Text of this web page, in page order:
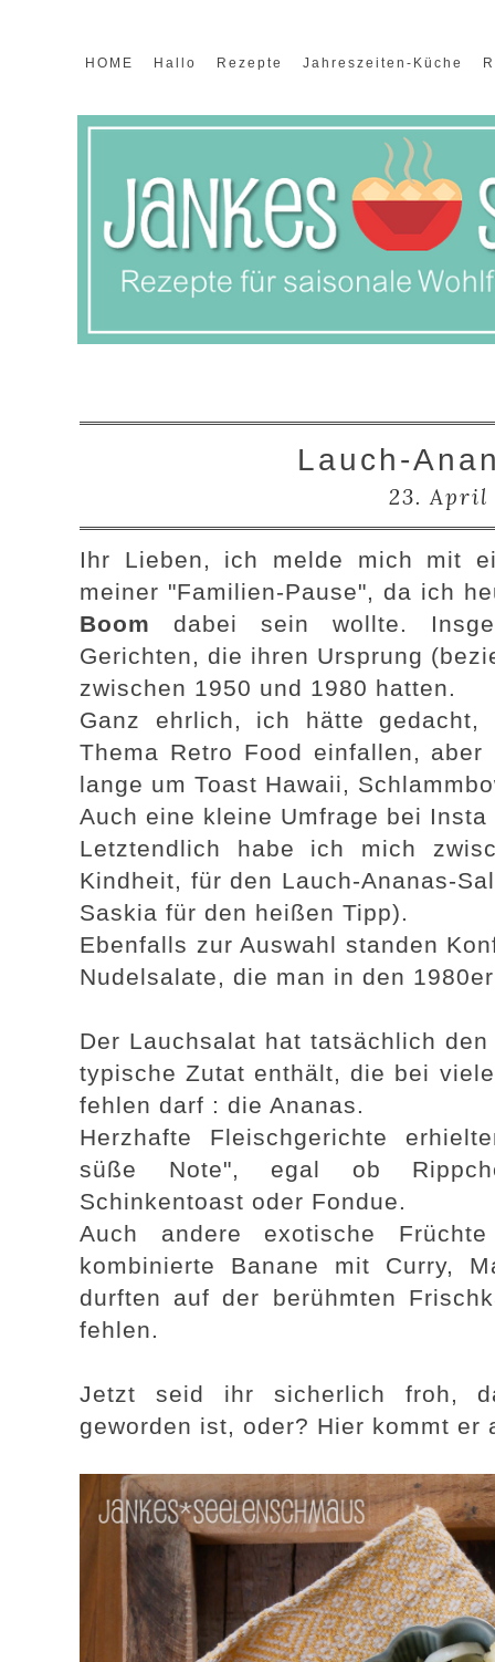
HOME Hallo Rezepte Jahreszeiten-Küche
Lauch-
23. April
Ihr Lieben, ich melde mich mit
meiner "Familien-Pause", da ich
Boom dabei sein wollte.
Gerichten, die ihren Ursprung
zwischen 1950 und 1980 hatten.
Ganz ehrlich, ich hätte
Thema Retro Food einfallen,
lange um Toast Hawaii,
Auch eine kleine Umfrage bei
Letztendlich habe ich mich
Kindheit, für den Lauch-Ananas-
Saskia für den heißen Tipp).
Ebenfalls zur Auswahl standen
Nudelsalate, die man in den
Der Lauchsalat hat tatsächlich
typische Zutat enthält, die bei
fehlen darf : die Ananas.
Herzhafte Fleischgerichte
süße Note", egal ob
Schinkentoast oder Fondue.
Auch andere exotische
kombinierte Banane mit Curry,
durften auf der berühmten
fehlen.
Jetzt seid ihr sicherlich froh,
geworden ist, oder? Hier kommt er